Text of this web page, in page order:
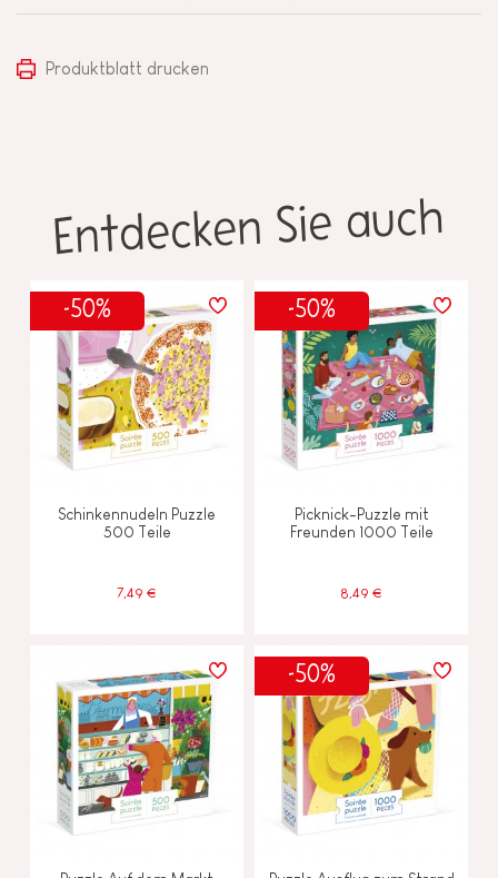
Produktblatt drucken
Entdecken Sie auch
-50%
Schinkennudeln Puzzle
500 Teile
7,49 €
-50%
Picknick-Puzzle mit
Freunden 1000 Teile
8,49 €
-50%